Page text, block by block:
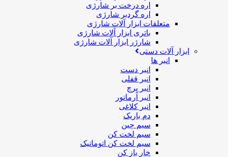
اره درخت بر شارژی
اره گردبر شارژی
متعلقات ابزار آلات شارژی
باتری ابزار آلات شارژی
شارژر ابزار آلات شارژی
ابزار آلات دستی
انبر ها
انبر دست
انبر قفلی
انبر پرچ
انبر آرماتور
انبر کلاغی
دم باریک
سیم چین
سیم لخت کن
سیم لخت کن اتوماتیک
خار باز کن